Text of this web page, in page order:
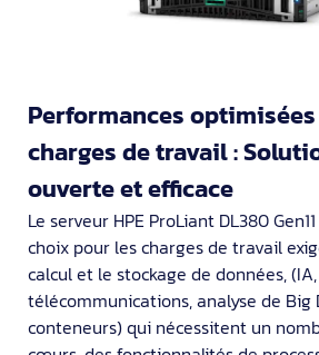
Performances
charges de travail :
ouverte et efficace
Le serveur HPE ProLiant DL380
choix pour les charges de travail
calcul et le stockage de données, (IA,
télécommunications, analyse de Big
conteneurs) qui nécessitent un